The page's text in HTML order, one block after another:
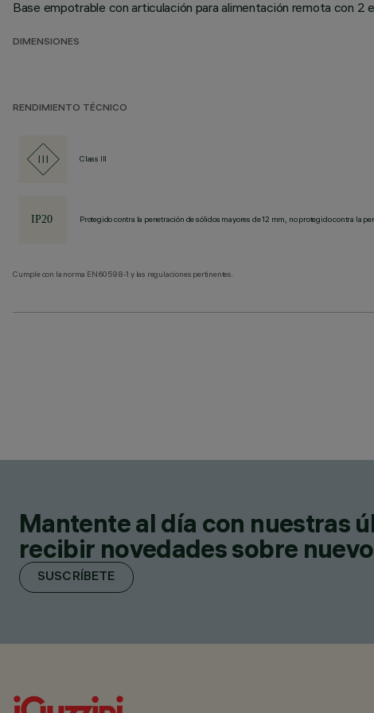
Base empotrable con articulación para alimentación remota con
DIMENSIONES
RENDIMIENTO TÉCNICO
Class III
Protegido contra la penetración de sólidos mayores de 12 mm, no protegido contra la
Cumple con la norma EN60598-1 y las regulaciones pertinentes.
Mantente al día con nuestras
recibir novedades sobre
SUSCRÍBETE